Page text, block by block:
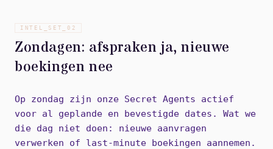
INTEL_SET_ 02
Zondagen: afspraken ja, nieuwe
boekingen nee
Op zondag zijn onze Secret Agents actief
voor al geplande en bevestigde dates. Wat we
die dag niet doen: nieuwe aanvragen
verwerken of last-minute boekingen aannemen.